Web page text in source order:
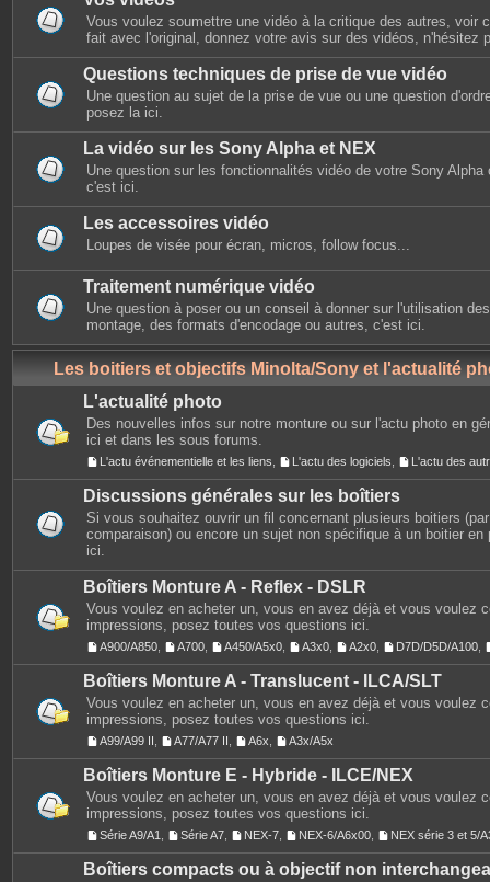
Vous voulez soumettre une vidéo à la critique des autres, voir
fait avec l'original, donnez votre avis sur des vidéos, n'hésitez
Questions techniques de prise de vue vidéo
Une question au sujet de la prise de vue ou une question
posez la ici.
La vidéo sur les Sony Alpha et NEX
Une question sur les fonctionnalités vidéo de votre Sony Alpha
c'est ici.
Les accessoires vidéo
Loupes de visée pour écran, micros, follow focus...
Traitement numérique vidéo
Une question à poser ou un conseil à donner sur l'utilisation
montage, des formats d'encodage ou autres, c'est ici.
Les boitiers et objectifs Minolta/Sony et l'actualité
L'actualité photo
Des nouvelles infos sur notre monture ou sur l'actu photo en
ici et dans les sous forums.
L'actu événementielle et les liens L'actu des logiciels L'actu des
Discussions générales sur les boîtiers
Si vous souhaitez ouvrir un fil concernant plusieurs boitiers
comparaison) ou encore un sujet non spécifique à un boitier en
ici.
Boîtiers Monture A - Reflex - DSLR
Vous voulez en acheter un, vous en avez déjà et vous voulez
impressions, posez toutes vos questions ici.
A900/A850 A700 A450/A5x0 A3x0 A2x0 D7D/D5D/A100
Boîtiers Monture A - Translucent - ILCA/SLT
Vous voulez en acheter un, vous en avez déjà et vous voulez
impressions, posez toutes vos questions ici.
A99/A99 II A77/A77 II A6x A3x/A5x
Boîtiers Monture E - Hybride - ILCE/NEX
Vous voulez en acheter un, vous en avez déjà et vous voulez
impressions, posez toutes vos questions ici.
Série A9/A1 Série A7 NEX-7 NEX-6/A6x00 NEX série 3 et 5/
Boîtiers compacts ou à objectif non